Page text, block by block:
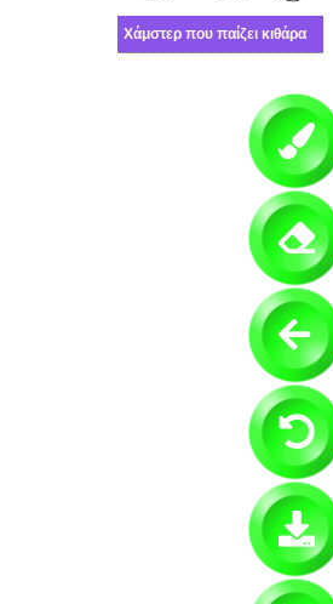
Χάμστερ που παίζει κιθάρα